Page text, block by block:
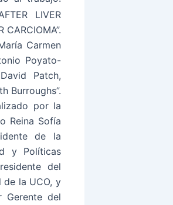
LIVER
CARCIOMA”.
Carmen
Poyato-
Patch,
Burroughs”.
por la
Reina Sofía
de la
y Políticas
del
de la UCO, y
Gerente del